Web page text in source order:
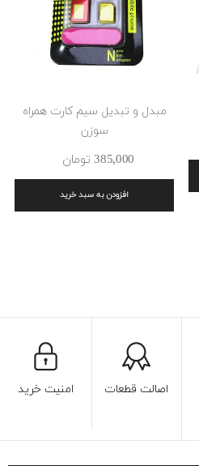
مبدل و تبدیل سیم کارت همراه
سوزن
385٬000 ‎تومان
افزودن به سبد خرید
اصالت قطعات امنیت خرید